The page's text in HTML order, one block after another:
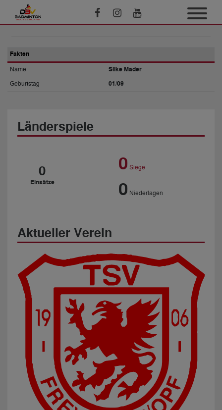
Fakten
Name
Silke Mader
Geburtstag
01/09
Länderspiele
0
Einsätze
0 Siege
0 Niederlagen
Aktueller Verein